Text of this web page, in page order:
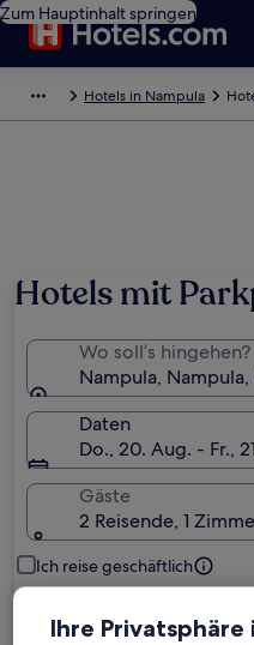
Zum Hauptinhalt springen
Hotels in Nampula
Hotels mit
Wo soll’s hingehen?
Nampula,
Daten
Do., 20. Aug. - Fr.,
Gäste
2 Reisende, 1
Ich reise geschäftlich
Ihre Privatsphäre